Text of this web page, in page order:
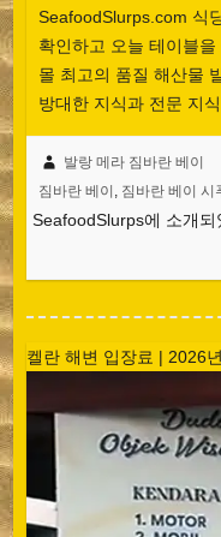
SeafoodSlurps.com 식
확인하고 오늘 테이블
몰 최고의 품질 해산물
방대한 지식과 전문 지
발랑 메라 짐바란 베이
짐바란 베이
짐바란 베이 시
SeafoodSlurps에 소개
켈란 해변 입장료 | 2026년